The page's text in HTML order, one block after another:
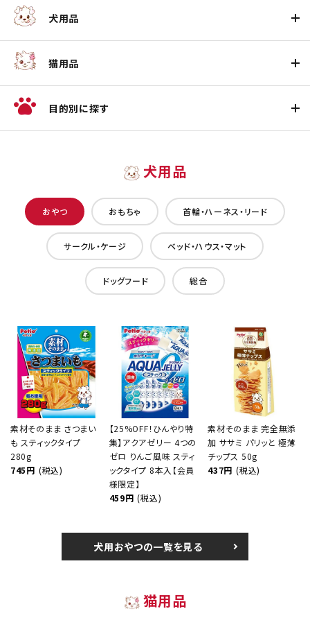
犬用品
猫用品
目的別に探す
犬用品
おやつ おもちゃ 首輪・ハーネス・リード
サークル・ケージ ベッド・ハウス・マット
ドッグフード 総合
素材そのまま さつまい
も スティックタイプ
280g
745円 (税込)
【25%OFF！ひんやり特
集】アクアゼリー 4つの
ゼロ りんご風味 スティ
ックタイプ 8本入【会員
様限定】
459円 (税込)
素材そのまま 完全無添
加 ササミ パリッと 極薄
チップス 50g
437円 (税込)
犬用おやつの一覧を見る
猫用品